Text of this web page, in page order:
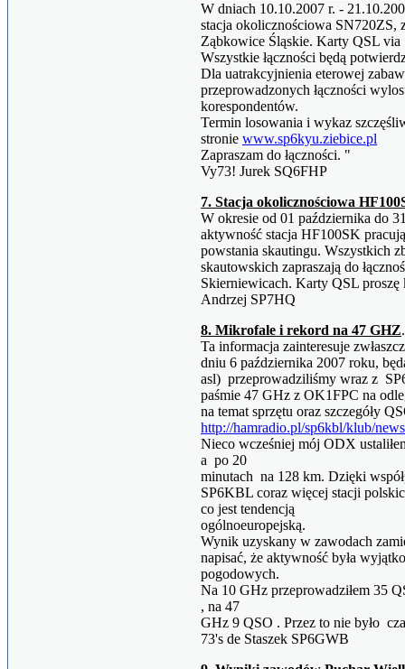
W dniach 10.10.2007 r. -
stacja okolicznościowa
Ząbkowice Śląskie. Karty QSL
Wszystkie łączności będą
Dla uatrakcyjnienia eterowej
przeprowadzonych łączności
korespondentów.
Termin losowania i wykaz
stronie www.sp6kyu.ziebice.pl
Zapraszam do łączności. "
Vy73! Jurek SQ6FHP
7. Stacja okolicznościowa
W okresie od 01 października do
aktywność stacja HF100SK
powstania skautingu. Wszystkich
skautowskich zapraszają do
Skierniewicach. Karty QSL
Andrzej SP7HQ
8. Mikrofale i rekord na 47 GHZ
Ta informacja zainteresuje
dniu 6 października 2007 roku,
asl) przeprowadziliśmy wraz z
paśmie 47 GHz z OK1FPC na
na temat sprzętu oraz szczegóły
http://hamradio.pl/sp6kbl/klub/
Nieco wcześniej mój ODX
a po 20
minutach na 128 km. Dzięki
SP6KBL coraz więcej stacji
co jest tendencją
ogólnoeuropejską.
Wynik uzyskany w zawodach
napisać, że aktywność była
pogodowych.
Na 10 GHz przeprowadziłem 35
, na 47
GHz 9 QSO . Przez to nie było
73's de Staszek SP6GWB